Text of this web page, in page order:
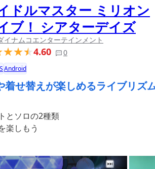
ドルマスター ミリオン
ブ！ シアターデイズ
イナムコエンターテインメント
4.60 0
Android
着せ替えが楽しめるライブリズ
とソロの2種類
楽しもう